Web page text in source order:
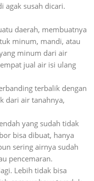
agak susah dicari.
daerah, membuatnya
minum, mandi, atau
minum dari air
jual air isi ulang
terbalik dengan
dari air tanahnya,
yang sudah tidak
bisa dibuat, hanya
sering airnya sudah
pencemaran.
Lebih tidak bisa